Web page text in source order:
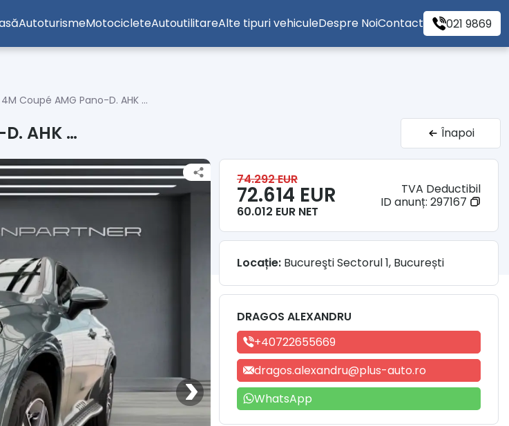
AutoturismeMotocicleteAutoutilitareAlte tipuri vehiculeDespre NoiContact 021 9869
4M Coupé AMG Pano-D. AHK …
AHK … Înapoi
74.292 EUR
72.614 EUR
60.012 EUR NET
TVA Deductibil
ID anunț: 297167
Locație: Bucureşti Sectorul 1, București
DRAGOS ALEXANDRU
+40722655669
dragos.alexandru@plus-auto.ro
WhatsApp